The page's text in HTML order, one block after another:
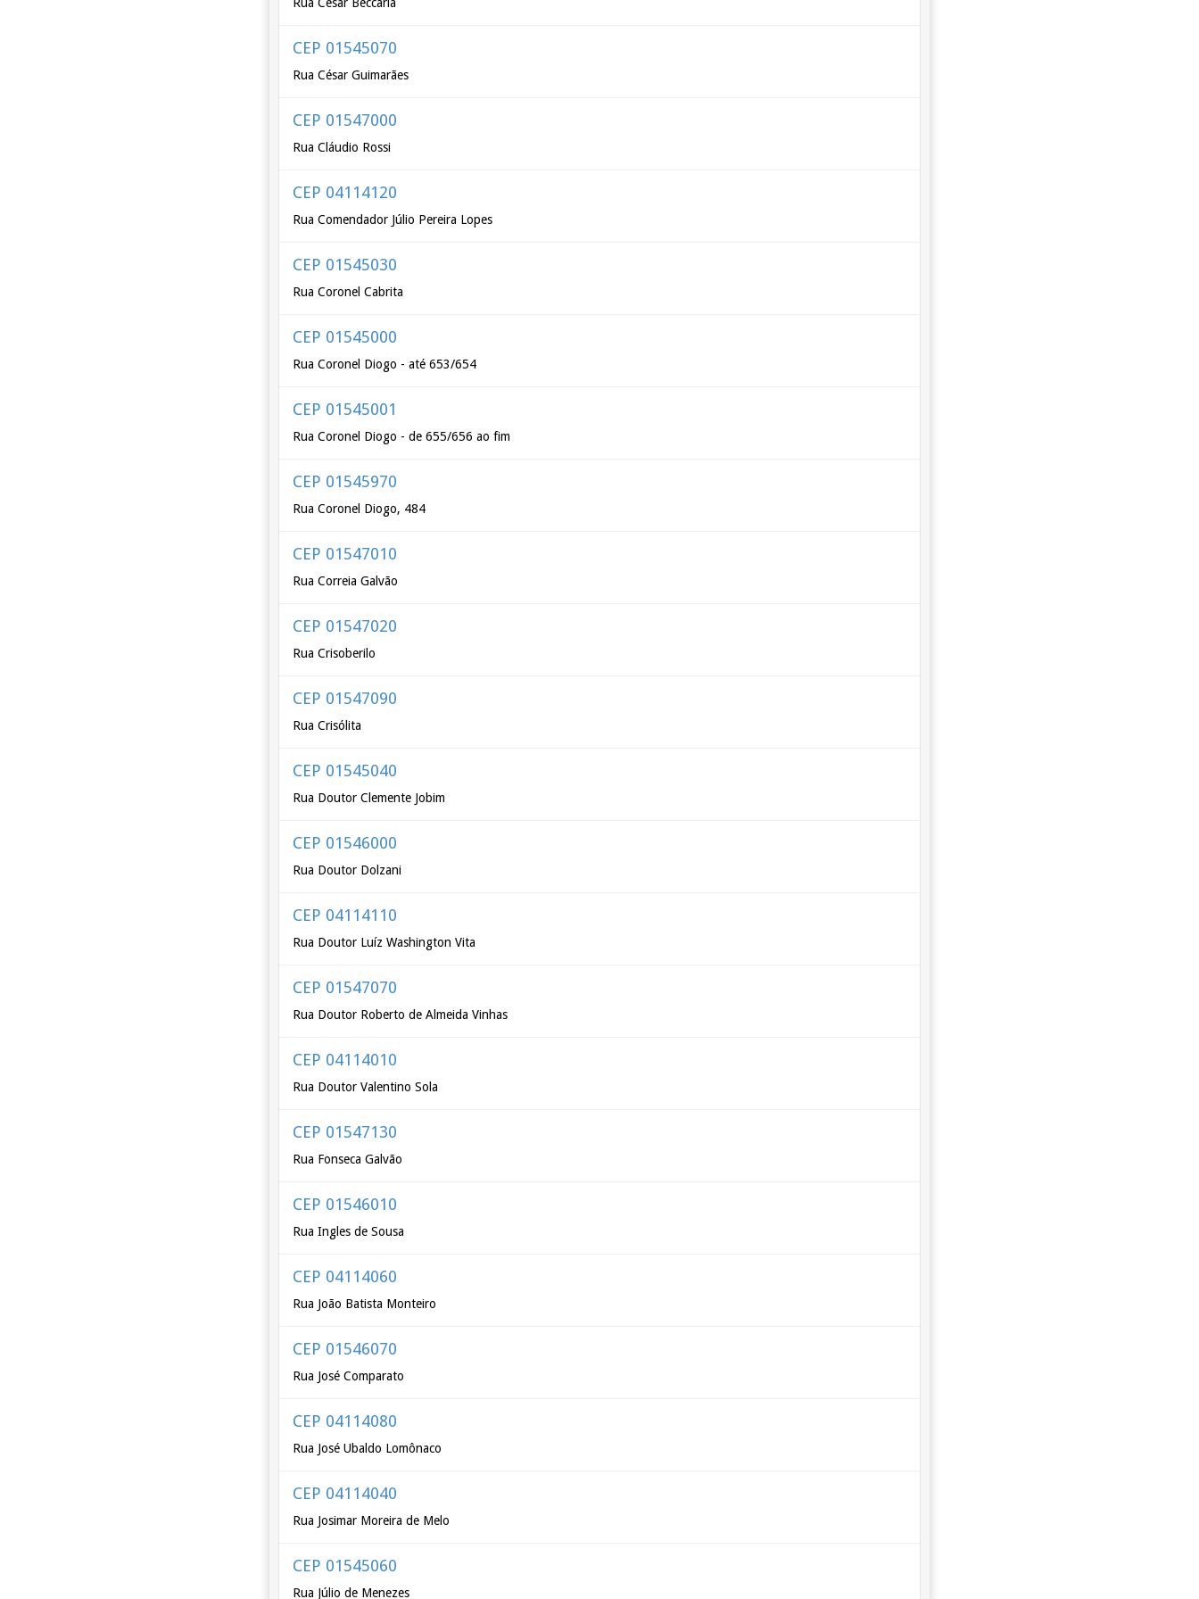
CEP 01545070
Rua César Guimarães
CEP 01547000
Rua Cláudio Rossi
CEP 04114120
Rua Comendador Júlio Pereira Lopes
CEP 01545030
Rua Coronel Cabrita
CEP 01545000
Rua Coronel Diogo - até 653/654
CEP 01545001
Rua Coronel Diogo - de 655/656 ao fim
CEP 01545970
Rua Coronel Diogo, 484
CEP 01547010
Rua Correia Galvão
CEP 01547020
Rua Crisoberilo
CEP 01547090
Rua Crisólita
CEP 01545040
Rua Doutor Clemente Jobim
CEP 01546000
Rua Doutor Dolzani
CEP 04114110
Rua Doutor Luíz Washington Vita
CEP 01547070
Rua Doutor Roberto de Almeida Vinhas
CEP 04114010
Rua Doutor Valentino Sola
CEP 01547130
Rua Fonseca Galvão
CEP 01546010
Rua Ingles de Sousa
CEP 04114060
Rua João Batista Monteiro
CEP 01546070
Rua José Comparato
CEP 04114080
Rua José Ubaldo Lomônaco
CEP 04114040
Rua Josimar Moreira de Melo
CEP 01545060
Rua Júlio de Menezes